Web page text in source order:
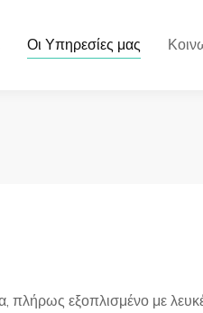
Οι Υπηρεσίες μας
πλήρως εξοπλισμένο με